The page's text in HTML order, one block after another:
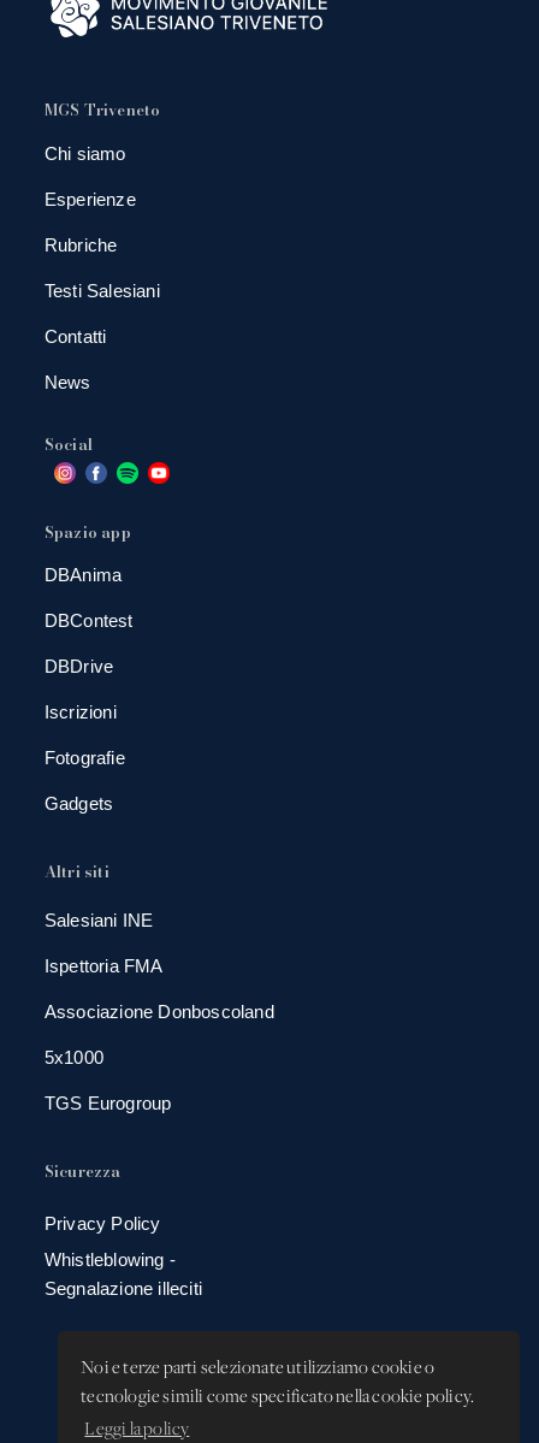
Noi e terze parti selezionate utilizziamo cookie o
tecnologie simili come specificato nella cookie policy.
Leggi la policy
MGS Triveneto
Chi siamo
Esperienze
Rubriche
Testi Salesiani
Contatti
News
Social
Spazio app
DBAnima
DBContest
DBDrive
Iscrizioni
Fotografie
Gadgets
Altri siti
Salesiani INE
Ispettoria FMA
Associazione Donboscoland
5x1000
TGS Eurogroup
Sicurezza
Privacy Policy
Whistleblowing -
Segnalazione illeciti